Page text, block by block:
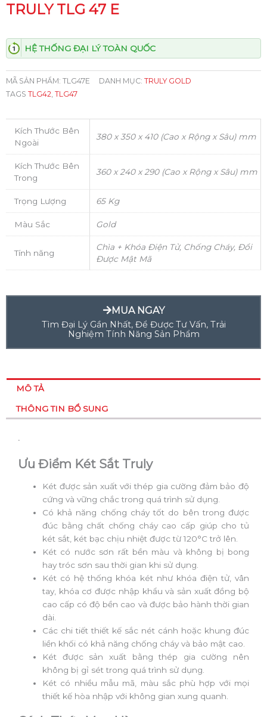
TRULY TLG 47 E
HỆ THỐNG ĐẠI LÝ TOÀN QUỐC
MÃ SẢN PHẨM: TLG47E DANH MỤC: TRULY GOLD
TAGS TLG42, TLG47
Kích Thước Bên
Ngoài
380 x 350 x 410 (Cao x Rộng x Sâu) mm
Kích Thước Bên
Trong
360 x 240 x 290 (Cao x Rộng x Sâu) mm
Trọng Lượng 65 Kg
Màu Sắc Gold
Tính năng
Chìa + Khóa Điện Tử, Chống Cháy, Đổi
Được Mật Mã
MUA NGAY
Tìm Đại Lý Gần Nhất, Để Được Tư Vấn, Trải
Nghiệm Tính Năng Sản Phẩm
MÔ TẢ
THÔNG TIN BỔ SUNG
.
Ưu Điểm Két Sắt Truly
Két được sản xuất với thép gia cường đảm bảo độ
cứng và vững chắc trong quá trình sử dụng.
Có khả năng chống cháy tốt do bên trong được
đúc bằng chất chống cháy cao cấp giúp cho tủ
két sắt, két bạc chịu nhiệt được từ 120°C trở lên.
Két có nước sơn rất bền màu và không bị bong
hay tróc sơn sau thời gian khi sử dụng.
Két có hệ thống khóa két như khóa điện tử, vân
tay, khóa cơ được nhập khẩu và sản xuất đồng bộ
cao cấp có độ bền cao và được bảo hành thời gian
dài.
Các chi tiết thiết kế sắc nét cánh hoặc khung đúc
liền khối có khả năng chống cháy và bảo mật cao.
Két được sản xuất bằng thép gia cường nên
không bị gỉ sét trong quá trình sử dụng.
Két có nhiều mẫu mã, màu sắc phù hợp với mọi
thiết kế hòa nhập với không gian xung quanh.